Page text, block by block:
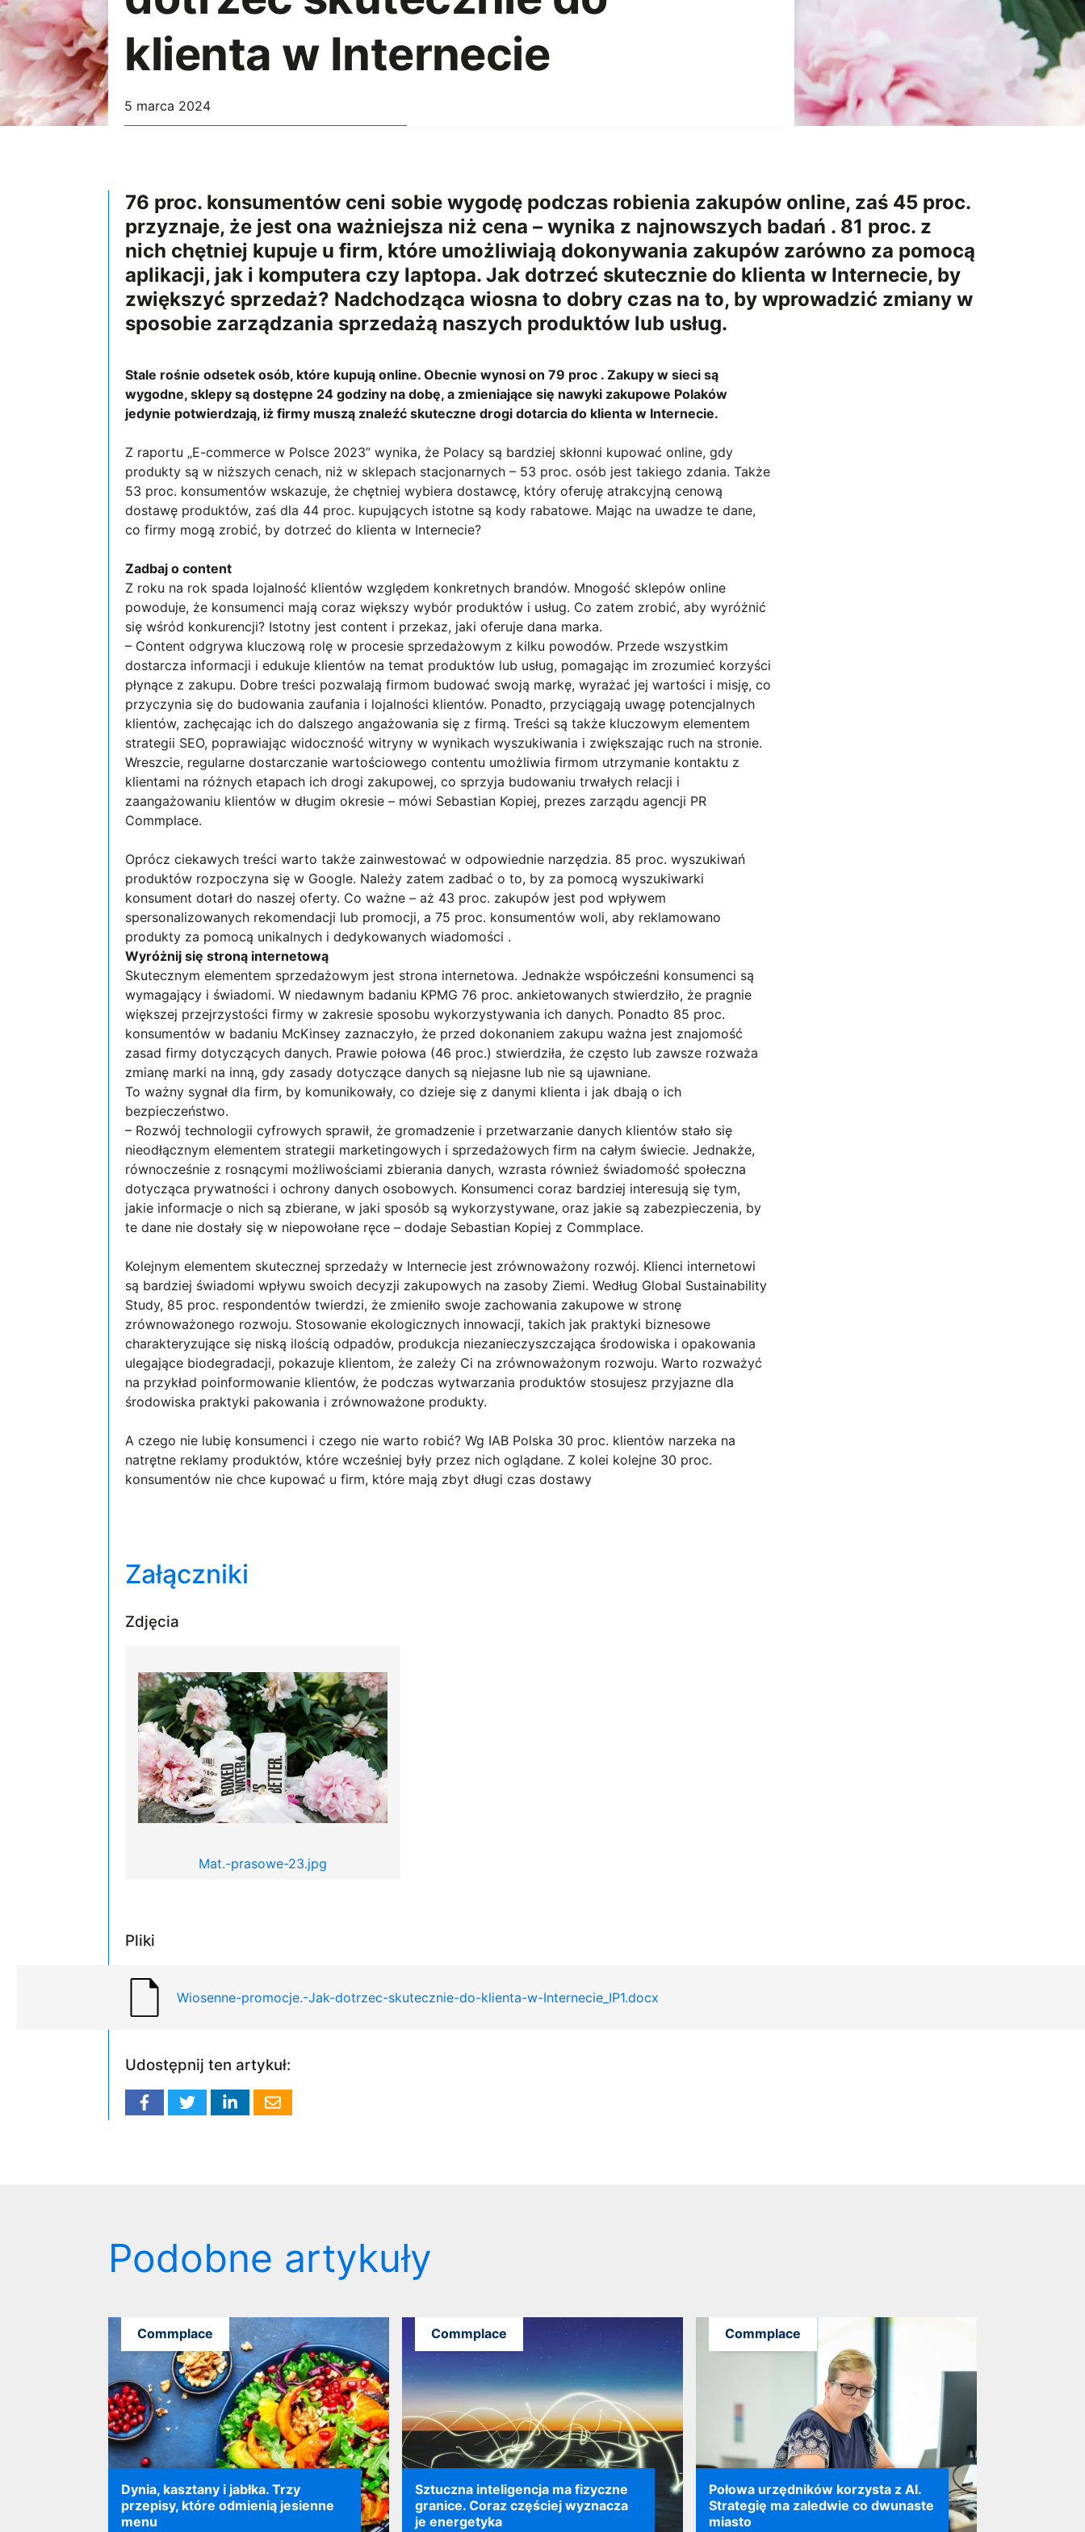
klienta w Internecie
5 marca 2024
76 proc. konsumentów ceni sobie wygodę podczas robienia zakupów online, zaś 45 proc.
przyznaje, że jest ona ważniejsza niż cena – wynika z najnowszych badań . 81 proc. z
nich chętniej kupuje u firm, które umożliwiają dokonywania zakupów zarówno za pomocą
aplikacji, jak i komputera czy laptopa. Jak dotrzeć skutecznie do klienta w Internecie, by
zwiększyć sprzedaż? Nadchodząca wiosna to dobry czas na to, by wprowadzić zmiany w
sposobie zarządzania sprzedażą naszych produktów lub usług.
Stale rośnie odsetek osób, które kupują online. Obecnie wynosi on 79 proc . Zakupy w sieci są
wygodne, sklepy są dostępne 24 godziny na dobę, a zmieniające się nawyki zakupowe Polaków
jedynie potwierdzają, iż firmy muszą znaleźć skuteczne drogi dotarcia do klienta w Internecie.
Z raportu „E-commerce w Polsce 2023” wynika, że Polacy są bardziej skłonni kupować online, gdy
produkty są w niższych cenach, niż w sklepach stacjonarnych – 53 proc. osób jest takiego zdania. Także
53 proc. konsumentów wskazuje, że chętniej wybiera dostawcę, który oferuję atrakcyjną cenową
dostawę produktów, zaś dla 44 proc. kupujących istotne są kody rabatowe. Mając na uwadze te dane,
co firmy mogą zrobić, by dotrzeć do klienta w Internecie?
Zadbaj o content
Z roku na rok spada lojalność klientów względem konkretnych brandów. Mnogość sklepów online
powoduje, że konsumenci mają coraz większy wybór produktów i usług. Co zatem zrobić, aby wyróżnić
się wśród konkurencji? Istotny jest content i przekaz, jaki oferuje dana marka.
– Content odgrywa kluczową rolę w procesie sprzedażowym z kilku powodów. Przede wszystkim
dostarcza informacji i edukuje klientów na temat produktów lub usług, pomagając im zrozumieć korzyści
płynące z zakupu. Dobre treści pozwalają firmom budować swoją markę, wyrażać jej wartości i misję, co
przyczynia się do budowania zaufania i lojalności klientów. Ponadto, przyciągają uwagę potencjalnych
klientów, zachęcając ich do dalszego angażowania się z firmą. Treści są także kluczowym elementem
strategii SEO, poprawiając widoczność witryny w wynikach wyszukiwania i zwiększając ruch na stronie.
Wreszcie, regularne dostarczanie wartościowego contentu umożliwia firmom utrzymanie kontaktu z
klientami na różnych etapach ich drogi zakupowej, co sprzyja budowaniu trwałych relacji i
zaangażowaniu klientów w długim okresie – mówi Sebastian Kopiej, prezes zarządu agencji PR
Commplace.
Oprócz ciekawych treści warto także zainwestować w odpowiednie narzędzia. 85 proc. wyszukiwań
produktów rozpoczyna się w Google. Należy zatem zadbać o to, by za pomocą wyszukiwarki
konsument dotarł do naszej oferty. Co ważne – aż 43 proc. zakupów jest pod wpływem
spersonalizowanych rekomendacji lub promocji, a 75 proc. konsumentów woli, aby reklamowano
produkty za pomocą unikalnych i dedykowanych wiadomości .
Wyróżnij się stroną internetową
Skutecznym elementem sprzedażowym jest strona internetowa. Jednakże współcześni konsumenci są
wymagający i świadomi. W niedawnym badaniu KPMG 76 proc. ankietowanych stwierdziło, że pragnie
większej przejrzystości firmy w zakresie sposobu wykorzystywania ich danych. Ponadto 85 proc.
konsumentów w badaniu McKinsey zaznaczyło, że przed dokonaniem zakupu ważna jest znajomość
zasad firmy dotyczących danych. Prawie połowa (46 proc.) stwierdziła, że często lub zawsze rozważa
zmianę marki na inną, gdy zasady dotyczące danych są niejasne lub nie są ujawniane.
To ważny sygnał dla firm, by komunikowały, co dzieje się z danymi klienta i jak dbają o ich
bezpieczeństwo.
– Rozwój technologii cyfrowych sprawił, że gromadzenie i przetwarzanie danych klientów stało się
nieodłącznym elementem strategii marketingowych i sprzedażowych firm na całym świecie. Jednakże,
równocześnie z rosnącymi możliwościami zbierania danych, wzrasta również świadomość społeczna
dotycząca prywatności i ochrony danych osobowych. Konsumenci coraz bardziej interesują się tym,
jakie informacje o nich są zbierane, w jaki sposób są wykorzystywane, oraz jakie są zabezpieczenia, by
te dane nie dostały się w niepowołane ręce – dodaje Sebastian Kopiej z Commplace.
Kolejnym elementem skutecznej sprzedaży w Internecie jest zrównoważony rozwój. Klienci internetowi
są bardziej świadomi wpływu swoich decyzji zakupowych na zasoby Ziemi. Według Global Sustainability
Study, 85 proc. respondentów twierdzi, że zmieniło swoje zachowania zakupowe w stronę
zrównoważonego rozwoju. Stosowanie ekologicznych innowacji, takich jak praktyki biznesowe
charakteryzujące się niską ilością odpadów, produkcja niezanieczyszczająca środowiska i opakowania
ulegające biodegradacji, pokazuje klientom, że zależy Ci na zrównoważonym rozwoju. Warto rozważyć
na przykład poinformowanie klientów, że podczas wytwarzania produktów stosujesz przyjazne dla
środowiska praktyki pakowania i zrównoważone produkty.
A czego nie lubię konsumenci i czego nie warto robić? Wg IAB Polska 30 proc. klientów narzeka na
natrętne reklamy produktów, które wcześniej były przez nich oglądane. Z kolei kolejne 30 proc.
konsumentów nie chce kupować u firm, które mają zbyt długi czas dostawy
Załączniki
Zdjęcia
Mat.-prasowe-23.jpg
Pliki
Wiosenne-promocje.-Jak-dotrzec-skutecznie-do-klienta-w-Internecie_IP1.docx
Udostępnij ten artykuł:
Podobne artykuły
Dynia, kasztany i jabłka. Trzy
przepisy, które odmienią jesienne
menu
Commplace
Sztuczna inteligencja ma fizyczne
granice. Coraz częściej wyznacza
je energetyka
Commplace
Połowa urzędników korzysta z AI.
Strategię ma zaledwie co dwunaste
miasto
Commplace